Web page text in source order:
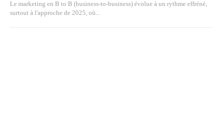
Le marketing en B to B (business-to-business) évolue à un rythme effréné,
surtout à l'approche de 2025, où...